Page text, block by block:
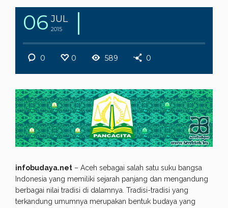
06 JUL
2015
0 0 589 0
infobudaya.net – Aceh sebagai salah satu suku bangsa
Indonesia yang memiliki sejarah panjang dan mengandung
berbagai nilai tradisi di dalamnya. Tradisi-tradisi yang
terkandung umumnya merupakan bentuk budaya yang